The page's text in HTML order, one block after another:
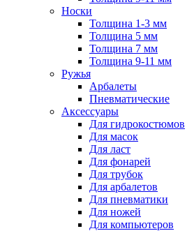
Носки
Толщина 1-3 мм
Толщина 5 мм
Толщина 7 мм
Толщина 9-11 мм
Ружья
Арбалеты
Пневматические
Аксессуары
Для гидрокостюмов
Для масок
Для ласт
Для фонарей
Для трубок
Для арбалетов
Для пневматики
Для ножей
Для компьютеров